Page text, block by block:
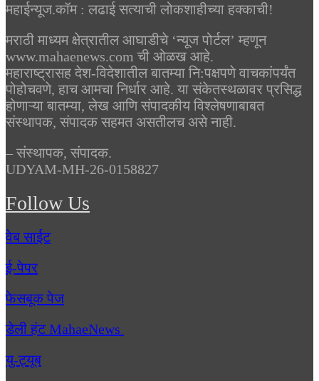
महाईन्यूज.कॉम : लढाई सत्याची लोकशाहीच्या हक्काची!
मराठी माध्यम क्षेत्रातील आघाडीचे ‘न्यूज पोर्टल’ म्हणून
www.mahaenews.com ची ओळख आहे.
महाराष्ट्रासह देश-विदेशातील बातम्या नि:पक्षपणे वाचकांपर्यंत
पोहोचवणे, हाच आमचा निर्धार आहे. या संकेतस्थळावर प्रसिद्ध
होणाऱ्या बातम्या, लेख आणि संपादकीय विश्लेषणाबाबत
संस्थापक, संपादक सहमत असतीलच असे नाही.
– संस्थापक, संपादक.
UDYAM-MH-26-0158827
Follow Us
वेब साईट
ई-पेपर
फेसबूक पेज
डेली हंट MahaeNews
यु-ट्यूब